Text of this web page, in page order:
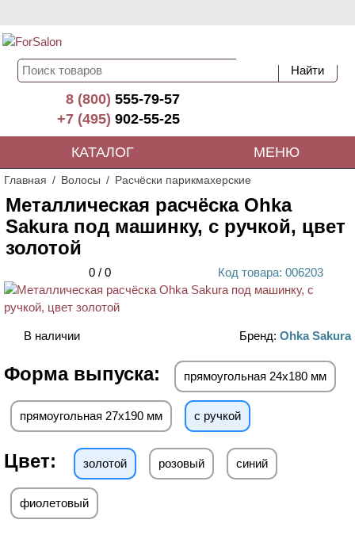
8 (800)555-79-57
+7 (495)902-55-25
КАТАЛОГ МЕНЮ
Главная Волосы Расчёски парикмахерские
Металлическая расчёска Ohka
Sakura под машинку, с ручкой, цвет
золотой
0 / 0 Код товара: 006203
В наличии Бренд: Ohka Sakura
Форма выпуска: прямоугольная 24х180 мм
прямоугольная 27х190 мм с ручкой
Цвет: золотой розовый синий
фиолетовый